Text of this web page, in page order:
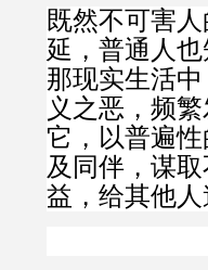
既然不可害
延，普通人
那现实生活
义之恶，频
它，以普遍
及同伴，谋
益，给其他